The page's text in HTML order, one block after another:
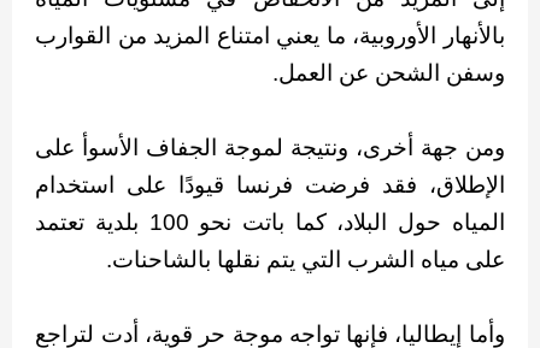
بالأنهار الأوروبية، ما يعني امتناع المزيد من القوارب
وسفن الشحن عن العمل.
ومن جهة أخرى، ونتيجة لموجة الجفاف الأسوأ على
الإطلاق، فقد فرضت فرنسا قيودًا على استخدام
المياه حول البلاد، كما باتت نحو 100 بلدية تعتمد
على مياه الشرب التي يتم نقلها بالشاحنات.
وأما إيطاليا، فإنها تواجه موجة حر قوية، أدت لتراجع